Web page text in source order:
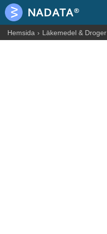
VIRALA SJUKDOMAR
ALLERGIER
Hemsida Läkemedel & Droger